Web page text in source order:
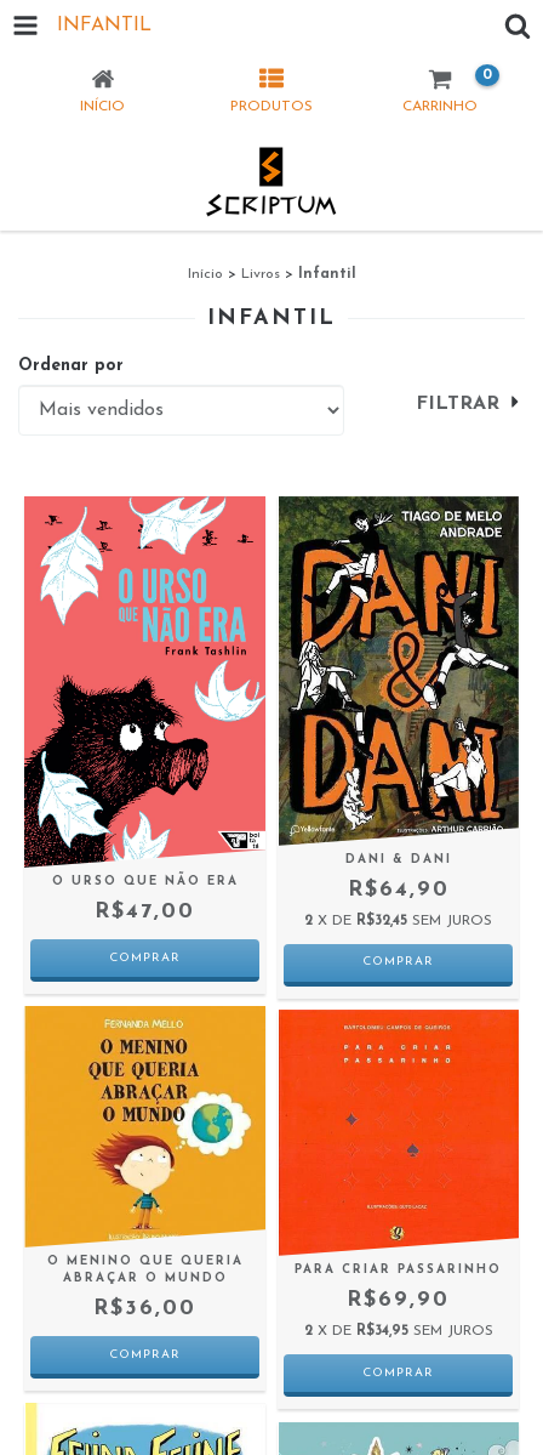
INFANTIL
INÍCIO PRODUTOS CARRINHO
0
Início > Livros > Infantil
INFANTIL
Ordenar por
FILTRAR
O URSO QUE NÃO ERA
R$47,00
DANI & DANI
R$64,90
2 X DE R$32,45 SEM JUROS
O MENINO QUE QUERIA
ABRAÇAR O MUNDO
R$36,00
PARA CRIAR PASSARINHO
R$69,90
2 X DE R$34,95 SEM JUROS